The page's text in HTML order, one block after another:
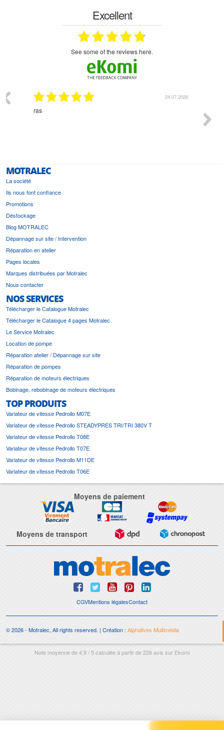
Excellent
see some of the reviews here.
24.07.2026
ras
MOTRALEC
La société
Ils nous font confiance
Promotions
Déstockage
Blog MOTRALEC
Dépannage sur site / Intervention
Réparation en atelier
Pages locales
Marques distribuées par Motralec
Nous contacter
NOS SERVICES
Télécharger le Catalogue Motralec
Télécharger le Catalogue 4 pages Motralec
Le Service Motralec
Location de pompe
Réparation atelier / Dépannage sur site
Réparation de pompes
Réparation de moteurs électriques
Bobinage, rebobinage de moteurs électriques
TOP PRODUITS
Variateur de vitesse Pedrollo M07E
Variateur de vitesse Pedrollo STEADYPRES TRI/TRI 380V T
Variateur de vitesse Pedrollo T08E
Variateur de vitesse Pedrollo T07E
Variateur de vitesse Pedrollo M11DE
Variateur de vitesse Pedrollo T06E
Moyens de paiement
Moyens de transport
CGVMentions légalesContact
© 2026 - Motralec, All rights reserved. | Création :Alphalives Multimédia
Note moyenne de4.9/5calculée à partir de226avis sur Ekomi